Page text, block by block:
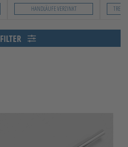
HANDLÄUFE VERZINKT
FILTER